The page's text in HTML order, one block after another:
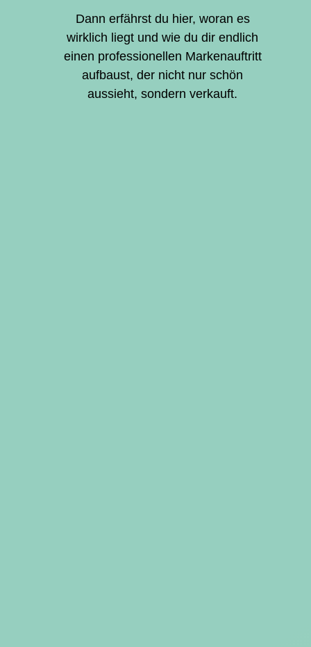
Dann erfährst du hier, woran es
wirklich liegt und wie du dir endlich
einen professionellen Markenauftritt
aufbaust, der nicht nur schön
aussieht, sondern verkauft.